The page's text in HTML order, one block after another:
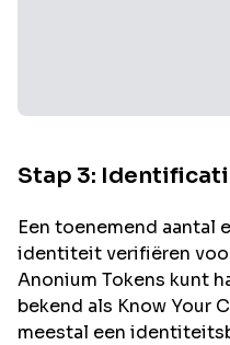
Stap 3:
Een toenemend aantal
identiteit verifiëren
Anonium Tokens kunt
bekend als Know Your
meestal een